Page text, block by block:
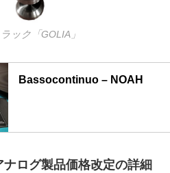
ック「GOLIA」
Bassocontinuo – NOAH
ナログ製品価格改定の詳細